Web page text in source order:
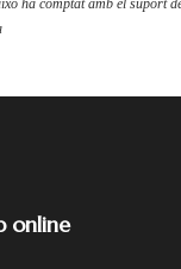
ha comptat amb el suport
online